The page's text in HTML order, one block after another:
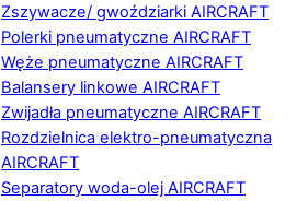
Zszywacze/ gwoździarki AIRCRAFT
Polerki pneumatyczne AIRCRAFT
Węże pneumatyczne AIRCRAFT
Balansery linkowe AIRCRAFT
Zwijadła pneumatyczne AIRCRAFT
Rozdzielnica elektro-pneumatyczna
AIRCRAFT
Separatory woda-olej AIRCRAFT